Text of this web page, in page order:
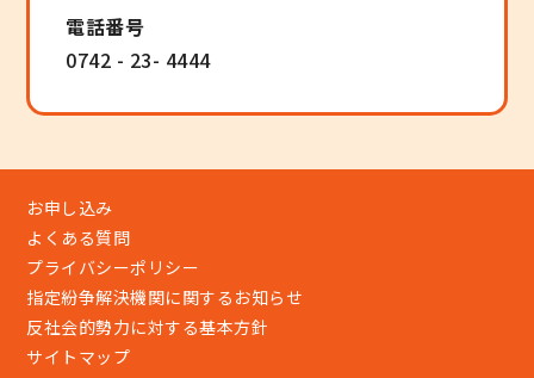
電話番号
0742 - 23- 4444
お申し込み
よくある質問
プライバシーポリシー
指定紛争解決機関に関するお知らせ
反社会的勢力に対する基本方針
サイトマップ